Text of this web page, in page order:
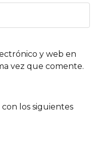
y web en
vez que comente.
los siguientes